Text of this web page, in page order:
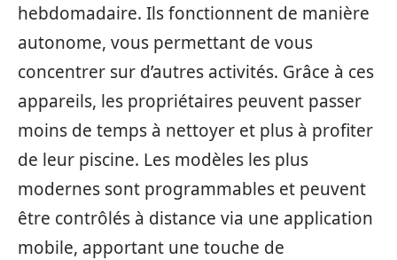
hebdomadaire. Ils fonctionnent de manière
autonome, vous permettant de vous
concentrer sur d’autres activités. Grâce à ces
appareils, les propriétaires peuvent passer
moins de temps à nettoyer et plus à profiter
de leur piscine. Les modèles les plus
modernes sont programmables et peuvent
être contrôlés à distance via une application
mobile, apportant une touche de